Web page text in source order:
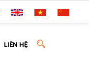
LIÊN HỆ